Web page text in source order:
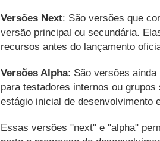
Versões Next: São versões que
versão principal ou secundária.
recursos antes do lançamento
Versões Alpha: São versões
para testadores internos ou
estágio inicial de desenvolvimento
Essas versões "next" e "alpha"